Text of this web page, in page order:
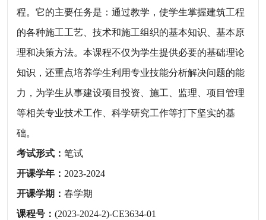
程。它的主要任务是：通过教学，使学生掌握建筑工程
的各种施工工艺、技术和施工组织的基本知识、基本原
理和决策方法。本课程不仅为学生提供必要的基础理论
知识，还重点培养学生利用专业技能分析解决问题的能
力，为学生从事建设项目投资、施工、监理、项目管理
等相关专业技术工作、科学研究工作等打下坚实的基
础。
考试形式：笔试
开课学年： 2023-2024
开课学期：春学期
课程号：(2023-2024-2)-CE3634-01